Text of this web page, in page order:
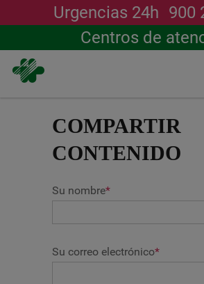
Urgencias 24h 900
Centros de
COMPARTIR
CONTENIDO
Su nombre*
Su correo electrónico*